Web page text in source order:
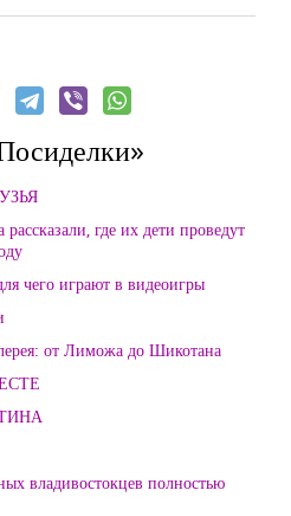
где их дети проведут
чего играют в видеоигры
от Лиможа до Шикотана
владивостокцев полностью